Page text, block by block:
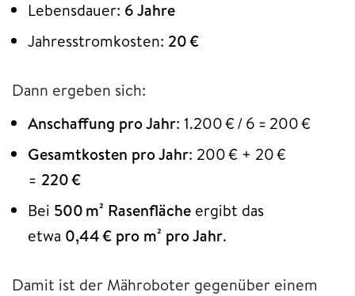
Lebensdauer: 6 Jahre
Jahresstromkosten: 20 €
Dann ergeben sich:
Anschaffung pro Jahr: 1.200 € / 6 = 200 €
Gesamtkosten pro Jahr: 200 € + 20 €
= 220 €
Bei 500 m² Rasenfläche ergibt das
etwa 0,44 € pro m² pro Jahr.
Damit ist der Mähroboter gegenüber einem